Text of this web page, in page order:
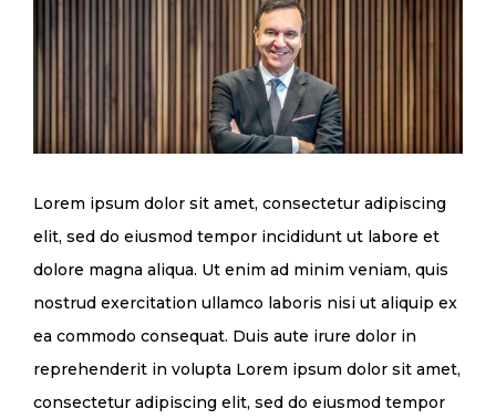
Lorem ipsum dolor sit amet, consectetur adipiscing
elit, sed do eiusmod tempor incididunt ut labore et
dolore magna aliqua. Ut enim ad minim veniam, quis
nostrud exercitation ullamco laboris nisi ut aliquip ex
ea commodo consequat. Duis aute irure dolor in
reprehenderit in volupta Lorem ipsum dolor sit amet,
consectetur adipiscing elit, sed do eiusmod tempor